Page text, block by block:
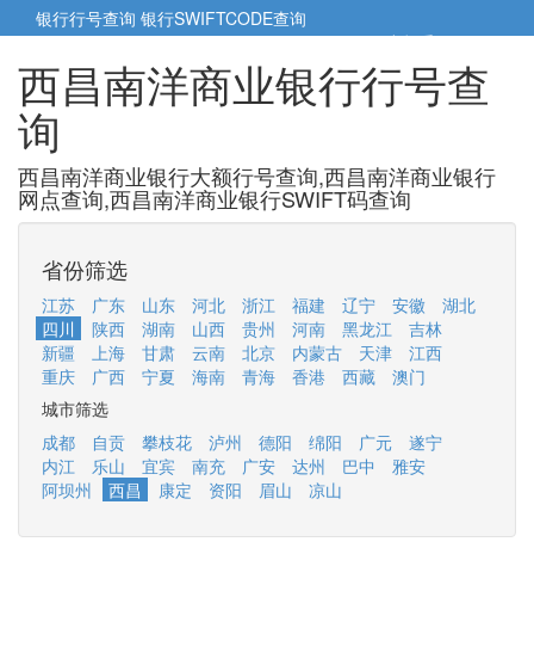
银行行号查询 银行SWIFTCODE查询
5cm小帮手5cm.cn
西昌南洋商业银行行号查
询
西昌南洋商业银行大额行号查询,西昌南洋商业银行
网点查询,西昌南洋商业银行SWIFT码查询
省份筛选
江苏 广东 山东 河北 浙江 福建 辽宁 安徽
湖北
四川
陕西 湖南 山西 贵州 河南 黑龙江
吉林
新疆
上海 甘肃 云南 北京 内蒙古 天津
江西
重庆
广西 宁夏 海南 青海 香港 西藏
澳门
城市筛选
成都
自贡 攀枝花 泸州 德阳 绵阳 广元
遂宁
内江
乐山 宜宾 南充 广安 达州 巴中
雅安
阿坝州
西昌 康定 资阳 眉山 凉山